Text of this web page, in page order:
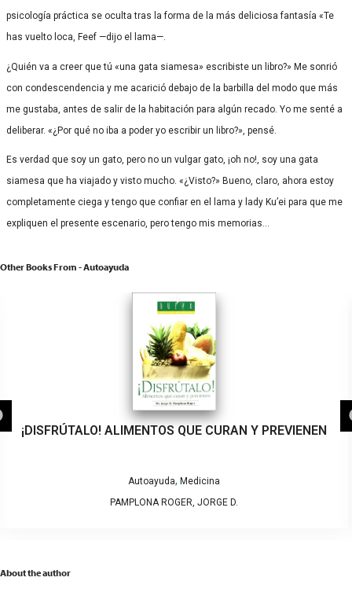
psicología práctica se oculta tras la forma de la más deliciosa fantasía «Te
has vuelto loca, Feef —dijo el lama—.
¿Quién va a creer que tú «una gata siamesa» escribiste un libro?» Me sonrió
con condescendencia y me acarició debajo de la barbilla del modo que más
me gustaba, antes de salir de la habitación para algún recado. Yo me senté a
deliberar. «¿Por qué no iba a poder yo escribir un libro?», pensé.
Es verdad que soy un gato, pero no un vulgar gato, ¡oh no!, soy una gata
siamesa que ha viajado y visto mucho. «¿Visto?» Bueno, claro, ahora estoy
completamente ciega y tengo que confiar en el lama y lady Ku’ei para que me
expliquen el presente escenario, pero tengo mis memorias…
Other Books From - Autoayuda
¡DISFRÚTALO! ALIMENTOS QUE CURAN Y PREVIENEN
Autoayuda, Medicina
PAMPLONA ROGER, JORGE D.
About the author